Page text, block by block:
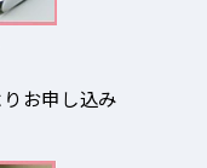
お申し込み